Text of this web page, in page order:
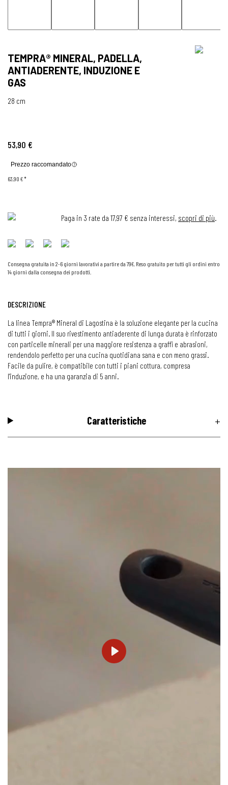
TEMPRA® MINERAL, PADELLA,
ANTIADERENTE, INDUZIONE E
GAS
28 cm
53,90 €
Prezzo raccomandato
63,90 €*
Paga in 3 rate da 17,97 € senza interessi, scopri di più.
Consegna gratuita in 2-6 giorni lavorativi a partire da 79€. Reso gratuito per tutti gli ordini entro
14 giorni dalla consegna dei prodotti.
DESCRIZIONE
La linea Tempra® Mineral di Lagostina è la soluzione elegante per la cucina
di tutti i giorni. Il suo rivestimento antiaderente di lunga durata è rinforzato
con particelle minerali per una maggiore resistenza a graffi e abrasioni,
rendendolo perfetto per una cucina quotidiana sana e con meno grassi.
Facile da pulire, è compatibile con tutti i piani cottura, compresa
l'induzione, e ha una garanzia di 5 anni.
Caratteristiche